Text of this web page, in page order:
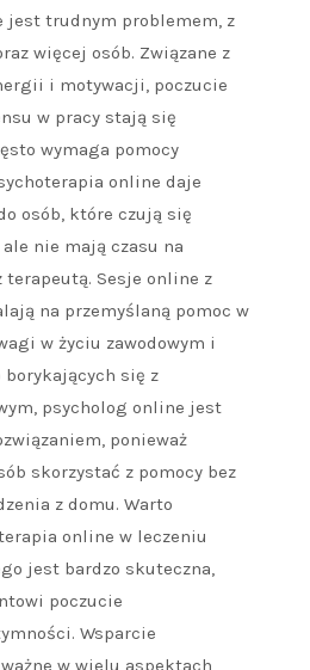
jest trudnym problemem, z
więcej osób. Związane z
i motywacji, poczucie
w pracy stają się
wymaga pomocy
online daje
osób, które czują się
nie mają czasu na
Sesje online z
na przemyślaną pomoc w
w życiu zawodowym i
borykających się z
psycholog online jest
ponieważ
skorzystać z pomocy bez
z domu. Warto
online w leczeniu
jest bardzo skuteczna,
poczucie
Wsparcie
w wielu aspektach